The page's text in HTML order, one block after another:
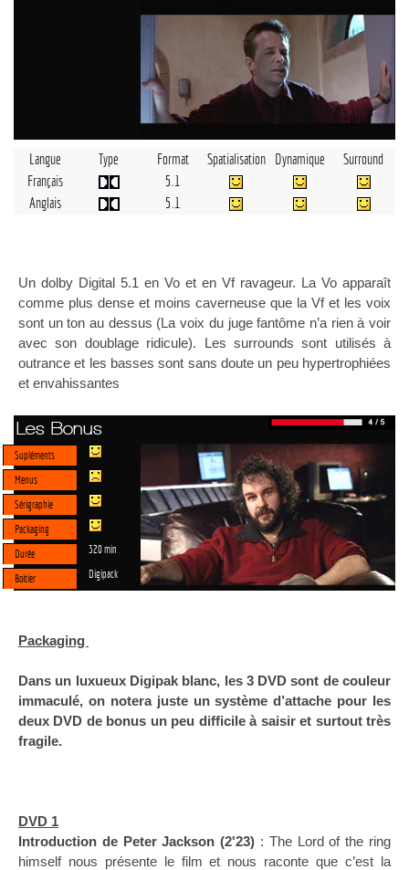
Langue Type Format Spatialisation Dynamique
Surround
Français
5.1
Anglais
5.1
Un dolby Digital 5.1 en Vo et en Vf ravageur. La Vo apparaît
comme plus dense et moins caverneuse que la Vf et les voix
sont un ton au dessus (La voix du juge fantôme n’a rien à voir
avec son doublage ridicule). Les surrounds sont utilisés à
outrance et les basses sont sans doute un peu hypertrophiées
et envahissantes
Les Bonus
Supléments
Menus
Sérigraphie
Packaging
Durée
320 min
Boitier Digipack
Packaging
Dans un luxueux Digipak blanc, les 3 DVD sont de couleur
immaculé, on notera juste un système d’attache pour les
deux DVD de bonus un peu difficile à saisir et surtout très
fragile.
DVD 1
Introduction de Peter Jackson (2'23) : The Lord of the ring
himself nous présente le film et nous raconte que c’est la